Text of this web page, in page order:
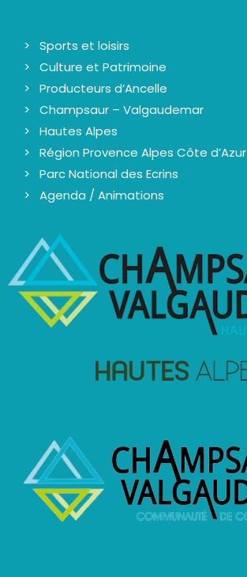
Sports et loisirs
Culture et Patrimoine
Producteurs d’Ancelle
Champsaur – Valgaudemar
Hautes Alpes
Région Provence Alpes Côte d’Azur
Parc National des Ecrins
Agenda / Animations